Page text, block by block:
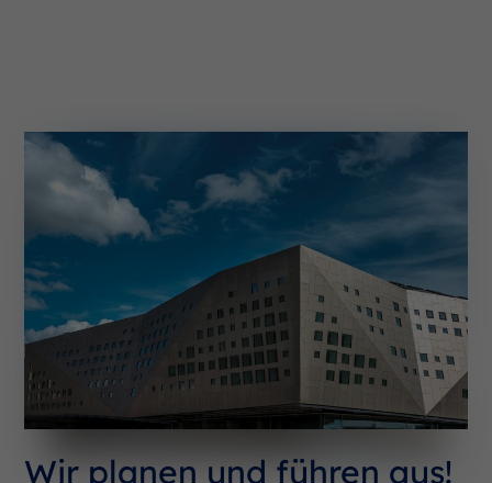
Wir planen und führen aus!